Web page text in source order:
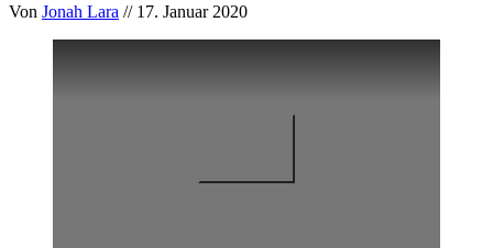
Von Jonah Lara // 17. Januar 2020